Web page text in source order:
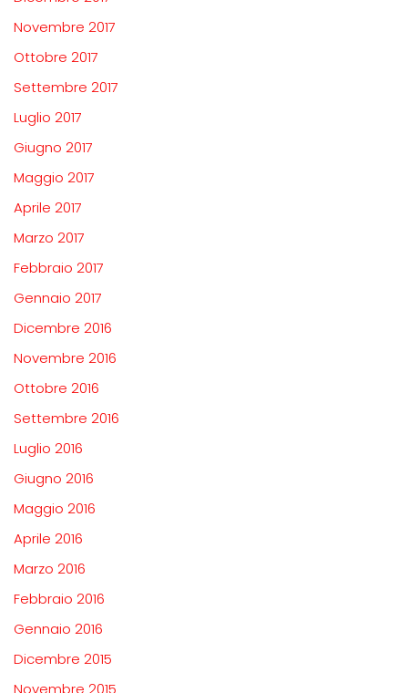
Novembre 2017
Ottobre 2017
Settembre 2017
Luglio 2017
Giugno 2017
Maggio 2017
Aprile 2017
Marzo 2017
Febbraio 2017
Gennaio 2017
Dicembre 2016
Novembre 2016
Ottobre 2016
Settembre 2016
Luglio 2016
Giugno 2016
Maggio 2016
Aprile 2016
Marzo 2016
Febbraio 2016
Gennaio 2016
Dicembre 2015
Novembre 2015